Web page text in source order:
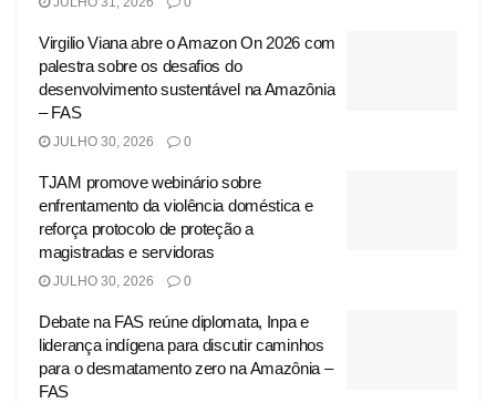
Virgilio Viana abre o Amazon On 2026 com
palestra sobre os desafios do
desenvolvimento sustentável na Amazônia
– FAS
JULHO 30, 2026 0
TJAM promove webinário sobre
enfrentamento da violência doméstica e
reforça protocolo de proteção a
magistradas e servidoras
JULHO 30, 2026 0
Debate na FAS reúne diplomata, Inpa e
liderança indígena para discutir caminhos
para o desmatamento zero na Amazônia –
FAS